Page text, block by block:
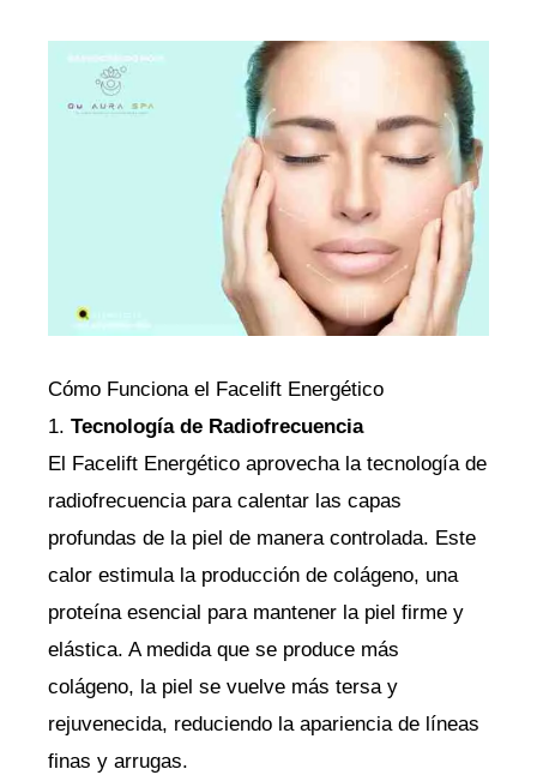
Cómo Funciona el Facelift Energético
1. Tecnología de Radiofrecuencia
El Facelift Energético aprovecha la tecnología de
radiofrecuencia para calentar las capas
profundas de la piel de manera controlada. Este
calor estimula la producción de colágeno, una
proteína esencial para mantener la piel firme y
elástica. A medida que se produce más
colágeno, la piel se vuelve más tersa y
rejuvenecida, reduciendo la apariencia de líneas
finas y arrugas.